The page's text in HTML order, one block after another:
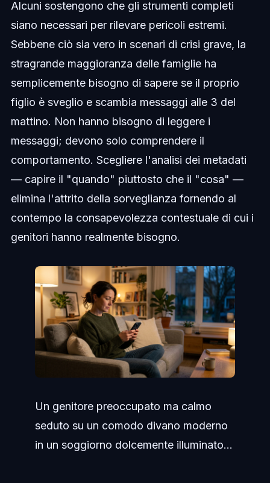
Alcuni sostengono che gli strumenti completi
siano necessari per rilevare pericoli estremi.
Sebbene ciò sia vero in scenari di crisi grave, la
stragrande maggioranza delle famiglie ha
semplicemente bisogno di sapere se il proprio
figlio è sveglio e scambia messaggi alle 3 del
mattino. Non hanno bisogno di leggere i
messaggi; devono solo comprendere il
comportamento. Scegliere l'analisi dei metadati
— capire il "quando" piuttosto che il "cosa" —
elimina l'attrito della sorveglianza fornendo al
contempo la consapevolezza contestuale di cui i
genitori hanno realmente bisogno.
Un genitore preoccupato ma calmo
seduto su un comodo divano moderno
in un soggiorno dolcemente illuminato...